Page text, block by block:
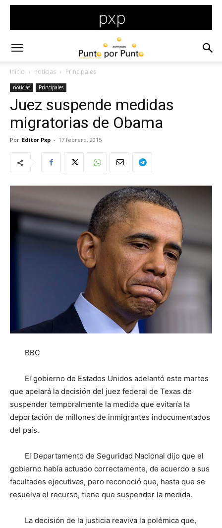
Inicio noticias Principales
noticias Principales
Juez suspende medidas
migratorias de Obama
Por Editor Pxp - 17 febrero, 2015
BBC
El gobierno de Estados Unidos adelantó este martes
que apelará la decisión del juez federal de Texas de
suspender temporalmente la medida que evitaría la
deportación de millones de inmigrantes indocumentados
del país.
El Departamento de Seguridad Nacional dijo que el
gobierno había actuado correctamente, de acuerdo a sus
facultades ejecutivas, pero reconoció que, hasta que se
resuelva el recurso, tiene que suspender la medida.
La decisión de la justicia reaviva la polémica que,